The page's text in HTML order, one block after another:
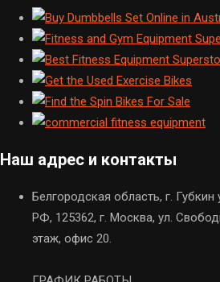
Наш адрес и контакты
Белгородская область, г.
РФ, 125362, г. Москва, ул.
этаж, офис 20.